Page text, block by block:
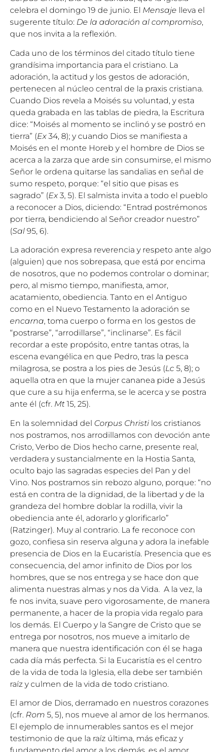
celebra el domingo 19 de junio. El Mensaje lleva el
sugerente título: De la adoración al compromiso,
que nos invita a la reflexión.
Cada uno de los términos del citado título tiene
grandísima importancia para el cristiano. La
adoración, la actitud y los gestos de adoración,
pertenecen al núcleo central de la praxis cristiana.
Cuando Dios revela a Moisés su voluntad, y esta
queda grabada en las tablas de piedra, la Escritura
dice: “Moisés al momento se inclinó y se postró en
tierra” (Ex34, 8); y cuando Dios se manifiesta a
Moisés en el monte Horeb y el hombre de Dios se
acerca a la zarza que arde sin consumirse, el mismo
Señor le ordena quitarse las sandalias en señal de
sumo respeto, porque: “el sitio que pisas es
sagrado” (Ex3, 5). El salmista invita a todo el pueblo
a reconocer a Dios, diciendo: “Entrad postrémonos
por tierra, bendiciendo al Señor creador nuestro”
(Sal 95, 6).
La adoración expresa reverencia y respeto ante algo
(alguien) que nos sobrepasa, que está por encima
de nosotros, que no podemos controlar o dominar;
pero, al mismo tiempo, manifiesta, amor,
acatamiento, obediencia. Tanto en el Antiguo
como en el Nuevo Testamento la adoración se
encarna, toma cuerpo o forma en los gestos de
“postrarse”, “arrodillarse”, “inclinarse”. Es fácil
recordar a este propósito, entre tantas otras, la
escena evangélica en que Pedro, tras la pesca
milagrosa, se postra a los pies de Jesús (Lc 5, 8); o
aquella otra en que la mujer cananea pide a Jesús
que cure a su hija enferma, se le acerca y se postra
ante él (cfr. Mt 15, 25).
En la solemnidad del Corpus Christi los cristianos
nos postramos, nos arrodillamos con devoción ante
Cristo, Verbo de Dios hecho carne, presente real,
verdadera y sustancialmente en la Hostia Santa,
oculto bajo las sagradas especies del Pan y del
Vino. Nos postramos sin rebozo alguno, porque: “no
está en contra de la dignidad, de la libertad y de la
grandeza del hombre doblar la rodilla, vivir la
obediencia ante él, adorarlo y glorificarlo”
(Ratzinger). Muy al contrario. La fe reconoce con
gozo, confiesa sin reserva alguna y adora la inefable
presencia de Dios en la Eucaristía. Presencia que es
consecuencia, del amor infinito de Dios por los
hombres, que se nos entrega y se hace don que
alimenta nuestras almas y nos da Vida. A la vez, la
fe nos invita, suave pero vigorosamente, de manera
permanente, a hacer de la propia vida regalo para
los demás. El Cuerpo y la Sangre de Cristo que se
entrega por nosotros, nos mueve a imitarlo de
manera que nuestra identificación con él se haga
cada día más perfecta. Si la Eucaristía es el centro
de la vida de toda la Iglesia, ella debe ser también
raíz y culmen de la vida de todo cristiano.
El amor de Dios, derramado en nuestros corazones
(cfr. Rom 5, 5), nos mueve al amor de los hermanos.
El ejemplo de innumerables santos es el mejor
testimonio de que la raíz última, más eficaz y